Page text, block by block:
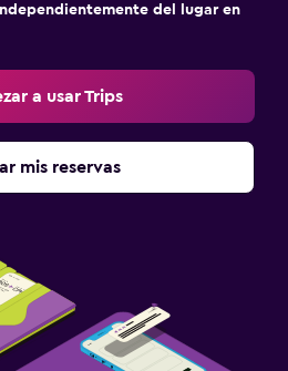
del lugar en
a usar Trips
mis reservas